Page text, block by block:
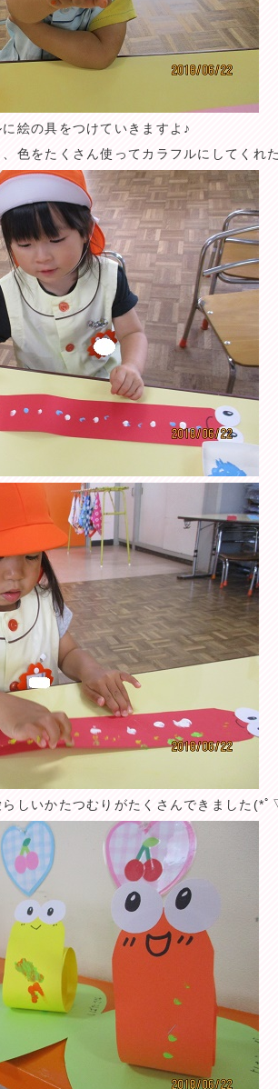
絵の具をつけていきますよ♪
色をたくさん使ってカラフルにしてくれ
しいかたつむりがたくさんできました(*